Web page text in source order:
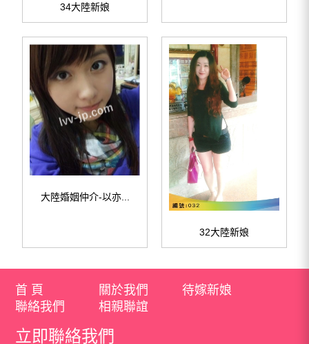
34大陸新娘
大陸婚姻仲介-以亦...
32大陸新娘
首 頁 關於我們
待嫁新娘
聯絡我們
相親聯誼
立即聯絡我們